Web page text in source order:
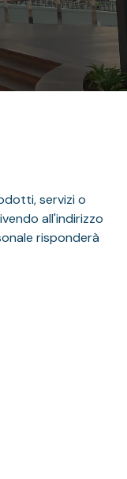
servizi o
all'indirizzo
risponderà